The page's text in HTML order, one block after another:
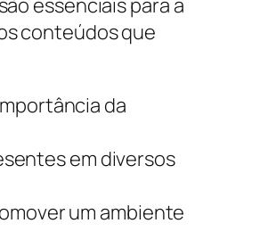
conteúdos que
da
em diversos
um ambiente